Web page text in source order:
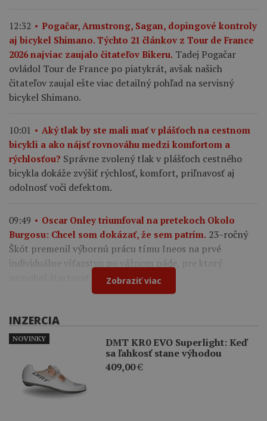
12:32
Pogačar, Armstrong, Sagan, dopingové kontroly
aj bicykel Shimano. Týchto 21 článkov z Tour de France
2026 najviac zaujalo čitateľov Bikeru. Tadej Pogačar
ovládol Tour de France po piatykrát, avšak našich
čitateľov zaujal ešte viac detailný pohľad na servisný
bicykel Shimano.
10:01
Aký tlak by ste mali mať v plášťoch na cestnom
bicykli a ako nájsť rovnováhu medzi komfortom a
rýchlosťou? Správne zvolený tlak v plášťoch cestného
bicykla dokáže zvýšiť rýchlosť, komfort, priľnavosť aj
odolnosť voči defektom.
09:49
Oscar Onley triumfoval na pretekoch Okolo
Burgosu: Chcel som dokázať, že sem patrím. 23-ročný
Škót premenil výbornú prácu tímu Ineos na prvé
individuálne víťazstvo po vážnom páde, pre ktorý
nemohol štartovať na Tour de France.
Zobraziť viac
INZERCIA
DMT KR0 EVO Superlight: Keď
sa ľahkosť stane výhodou
409,00€
NOVINKY